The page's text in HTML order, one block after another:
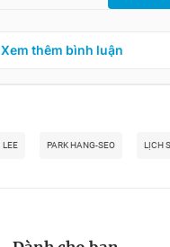
Xem thêm bình luận
LEE PARK HANG-SEO LỊCH